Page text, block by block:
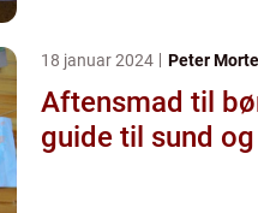
18 januar 2024 Peter
Aftensmad til
guide til sund